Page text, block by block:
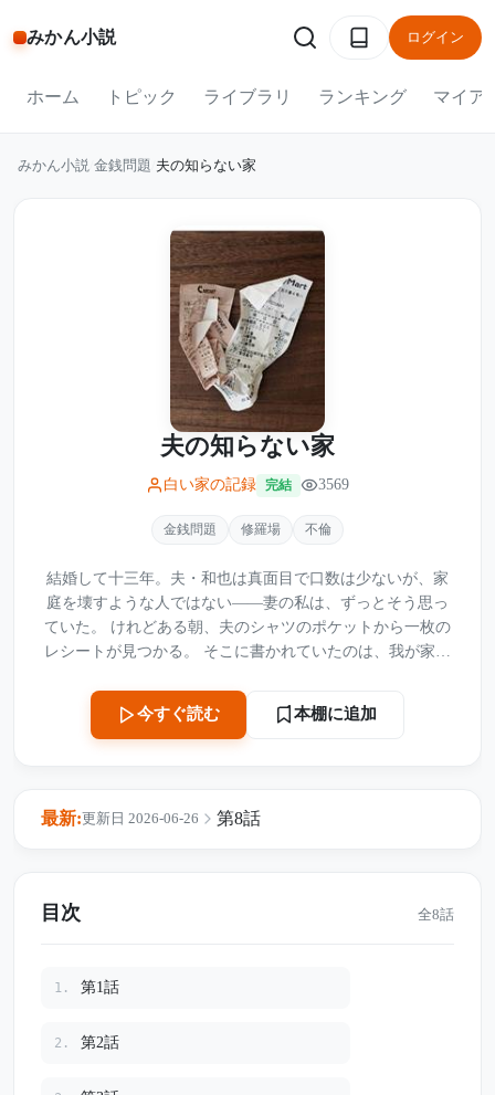
みかん小説 ログイン
ホーム トピック ライブラリ ランキング マイア
みかん小説 金銭問題 夫の知らない家
夫の知らない家
白い家の記録 完結 3569
金銭問題 修羅場 不倫
結婚して十三年。夫・和也は真面目で口数は少ないが、家
庭を壊すような人ではない――妻の私は、ずっとそう思っ
ていた。 けれどある朝、夫のシャツのポケットから一枚の
レシートが見つかる。 そこに書かれていたのは、我が家で
字されていたのは、見覚えのない住所だった。 不審に思っ
た私は、夫の後を追う。たどり着いたのは、古い住宅街に
ある白い二階建ての家。そこには、年配の女性と、小さな
ではなかった。 妻である私が知らないまま、夫はいつから
今すぐ読む 本棚に追加
最新: 第8話
更新日 2026-06-26
目次 全8話
1. 第1話
2. 第2話